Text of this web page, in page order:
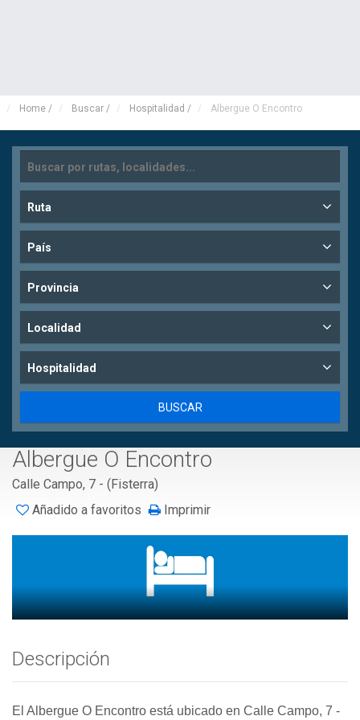
Home / Buscar / Hospitalidad / Albergue O Encontro
Ruta
País
Provincia
Localidad
Hospitalidad
Albergue O Encontro
Calle Campo, 7 - (Fisterra)
Añadido a favoritos
Imprimir
Descripción
El Albergue O Encontro está ubicado en Calle Campo, 7 -